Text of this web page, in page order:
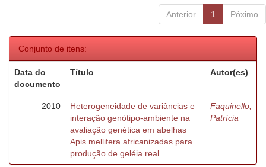
Anterior 1 Póximo
Conjunto de itens:
Data do
documento
Título Autor(es)
2010
Heterogeneidade de variâncias e
interação genótipo-ambiente na
avaliação genética em abelhas
Apis mellifera africanizadas para
produção de geléia real
Faquinello,
Patrícia